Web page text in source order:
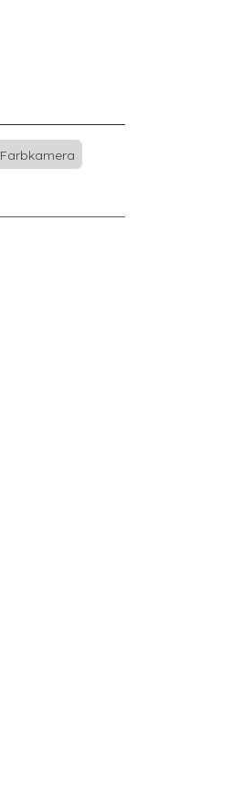
Farbkamera